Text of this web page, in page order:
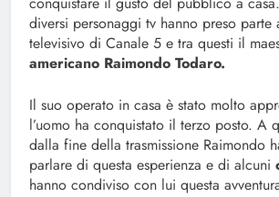
diversi personaggi tv hanno preso parte
televisivo di Canale 5 e tra questi il
americano Raimondo Todaro.
Il suo operato in casa è stato molto
l’uomo ha conquistato il terzo posto. A
dalla fine della trasmissione Raimondo
parlare di questa esperienza e di alcuni
hanno condiviso con lui questa